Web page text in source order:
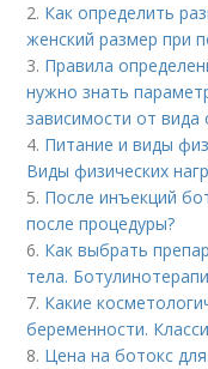
2. Как определить
женский размер при
3. Правила
нужно знать
зависимости от
4. Питание и виды
Виды физических
5. После инъекций
после процедуры?
6. Как выбрать
тела.
7. Какие
беременности.
8. Цена на ботокс